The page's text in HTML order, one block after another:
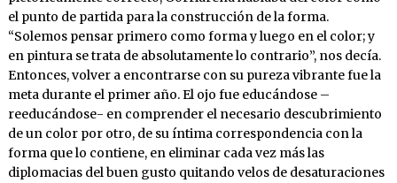
el punto de partida para la construcción de la forma.
“Solemos pensar primero como forma y luego en el color; y
en pintura se trata de absolutamente lo contrario”, nos decía.
Entonces, volver a encontrarse con su pureza vibrante fue la
meta durante el primer año. El ojo fue educándose –
reeducándose- en comprender el necesario descubrimiento
de un color por otro, de su íntima correspondencia con la
forma que lo contiene, en eliminar cada vez más las
diplomacias del buen gusto quitando velos de desaturaciones